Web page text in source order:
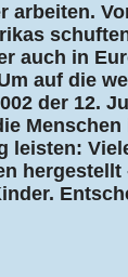
arbeiten.
auch in
auf die
der 12.
Menschen
leisten:
hergestellt